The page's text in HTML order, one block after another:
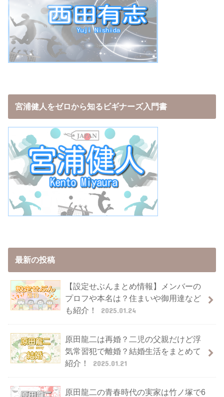
宮浦健人をゼロから知るビギナーズ入門書
最新の投稿
【設定せぶんまとめ情報】メンバーの
プロフや本名は？住まいや御用達など
も紹介！
2025.01.24
原田龍二は再婚？二児の父親だけど浮
気常習犯で離婚？結婚生活をまとめて
紹介！
2025.01.21
原田龍二の青春時代の実家は竹ノ塚で6